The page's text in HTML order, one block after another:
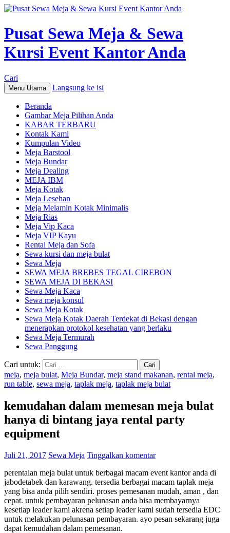
Pusat Sewa Meja & Sewa
Kursi Event Kantor Anda
Cari
Menu Utama Langsung ke isi
Beranda
Gambar Meja Pilihan Anda
KABAR TERBARU
Kontak Kami
Kumpulan Video
Meja Barstool
Meja Bundar
Meja Dealing
MEJA IBM
Meja Kotak
Meja Lesehan
Meja Melamin Kotak Minimalis
Meja Rias
Meja Vip Kaca
Meja VIP Kayu
Rental Meja dan Sofa
Sewa kursi dan meja bulat
Sewa Meja
SEWA MEJA BREBES TEGAL CIREBON
SEWA MEJA DI BEKASI
Sewa Meja Kaca
Sewa meja konsul
Sewa Meja Kotak
Sewa Meja Kotak Daerah Terdekat di Bekasi dengan
menerapkan protokol kesehatan yang berlaku
Sewa Meja Termurah
Sewa Panggung
Cari untuk:
meja, meja bulat, Meja Bundar, meja stand makanan, rental meja,
run table, sewa meja, taplak meja, taplak meja bulat
kemudahan dalam memesan meja bulat
hanya di bintang jaya rental party
equipment
Juli 21, 2017 Sewa Meja Tinggalkan komentar
perentalan meja bulat untuk berbagai macam event kantor anda di
jabodetabek dan karawang. tersedia berbagai macam taplak meja
yang bisa anda pilih sendiri. proses pemesanan mudah, aman , dan
cepat. untuk pembayaran pelunasan anda bisa membayarnya
kesetiap leader kami akrena setiap leader kami sudah tersedia EDC
untuk melakukan pelunasan pembayaran. ayo pesan sekarang juga
dapat kemudahan dalam pemesanan.